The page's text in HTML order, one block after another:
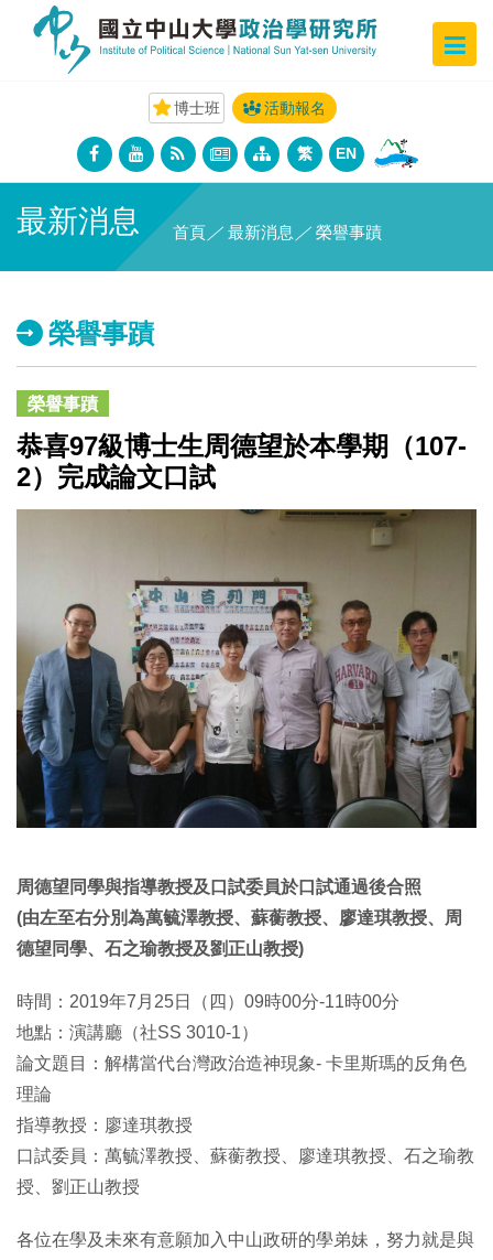
博士班 活動報名
繁 EN
最新消息 首頁 ／ 最新消息 ／ 榮譽事蹟
榮譽事蹟
榮譽事蹟
恭喜97級博士生周德望於本學期（107-
2）完成論文口試
周德望同學與指導教授及口試委員於口試通過後合照
(由左至右分別為萬毓澤教授、蘇蘅教授、廖達琪教授、周
德望同學、石之瑜教授及劉正山教授)
​時間：2019年7月25日（四）09時00分-11時00分
地點：演講廳（社SS 3010-1）
論文題目：解構當代台灣政治造神現象- 卡里斯瑪的反角色
理論
指導教授：廖達琪教授
口試委員：萬毓澤教授、蘇蘅教授、廖達琪教授、石之瑜教
授、劉正山教授
各位在學及未來有意願加入中山政研的學弟妹，努力就是與